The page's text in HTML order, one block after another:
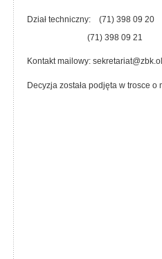
Dział techniczny: (71) 398 09 20
(71) 398 09 21
Kontakt mailowy:
Decyzja została podjęta w trosce